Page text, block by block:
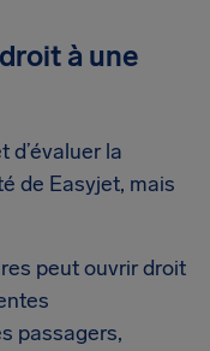
à une
d’évaluer la
de Easyjet, mais
peut ouvrir droit
passagers,